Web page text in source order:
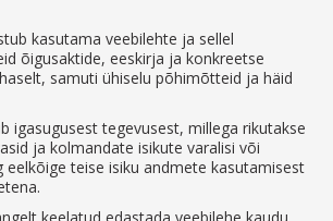
kasutama veebilehte ja sellel
õigusaktide, eeskirja ja konkreetse
samuti ühiselu põhimõtteid ja häid
igasugusest tegevusest, millega rikutakse
ja kolmandate isikute varalisi või
eelkõige teise isiku andmete kasutamisest